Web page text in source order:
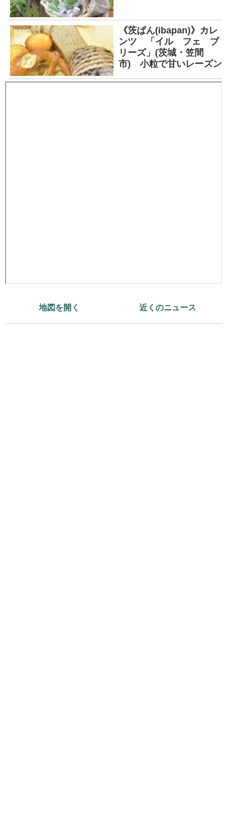
《茨ぱん(ibapan)》カレ
ンツ 「イル フェ ブ
リーズ」(茨城・笠間
市) 小粒で甘いレーズン
地図を開く 近くのニュース